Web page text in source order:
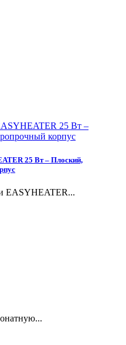
25 Вт – Плоский,
EASYHEATER...